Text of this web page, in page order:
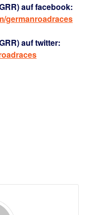
auf facebook:
germanroadraces
auf twitter: